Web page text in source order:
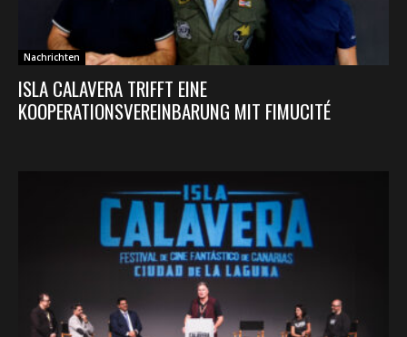
Nachrichten
ISLA CALAVERA TRIFFT EINE
KOOPERATIONSVEREINBARUNG MIT FIMUCITÉ